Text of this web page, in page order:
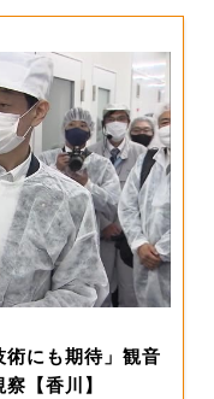
術にも期待」観音
【香川】